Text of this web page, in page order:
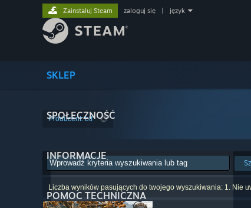
SKLEP
SPOŁECZNOŚĆ
INFORMACJE
POMOC TECHNICZNA
Zainstaluj Steam zaloguj się język
Producent: btf
Liczba wyników pasujących do twojego wyszukiwania: 1. Nie